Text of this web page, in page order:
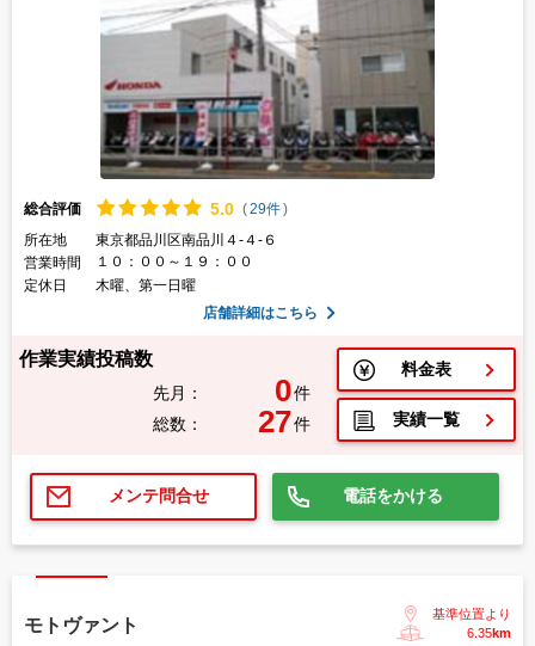
総合評価 5.0 (29件)
所在地
東京都品川区南品川４-４-６
営業時間
１０：００～１９：００
定休日
木曜、第一日曜
店舗詳細はこちら
作業実績投稿数
先月： 0件
総数：
27件
料金表
実績一覧
メンテ問合せ 電話をかける
モトヴァント
基準位置より
6.35km